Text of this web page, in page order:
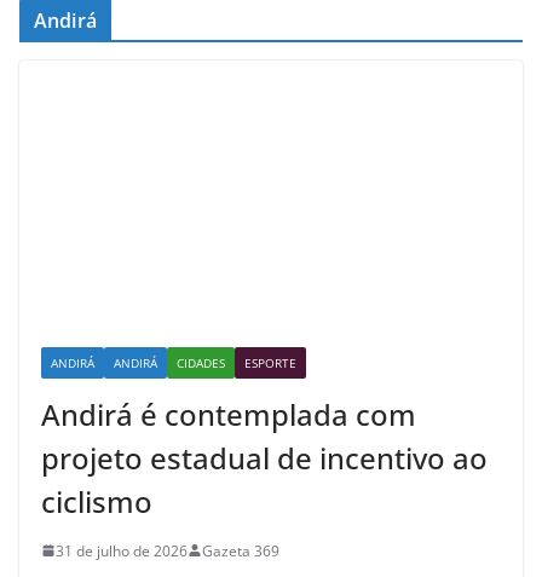
Andirá
ANDIRÁ ANDIRÁ CIDADES ESPORTE
Andirá é contemplada com
projeto estadual de incentivo ao
ciclismo
31 de julho de 2026 Gazeta 369